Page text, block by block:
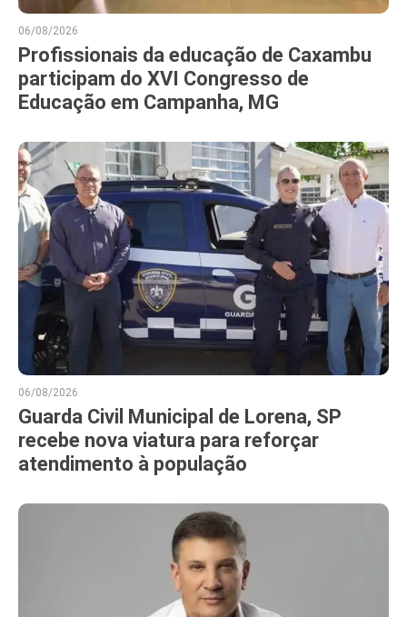
06/08/2026
Profissionais da educação de Caxambu
participam do XVI Congresso de
Educação em Campanha, MG
06/08/2026
Guarda Civil Municipal de Lorena, SP
recebe nova viatura para reforçar
atendimento à população